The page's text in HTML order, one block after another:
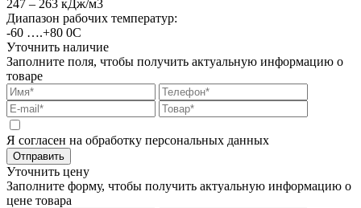
247 – 263 кДж/м3
Диапазон рабочих температур:
-60 ….+80 0С
Уточнить наличие
Заполните поля, чтобы получить актуальную информацию о
товаре
Я согласен на обработку персональных данных
Отправить
Уточнить цену
Заполните форму, чтобы получить актуальную информацию о
цене товара